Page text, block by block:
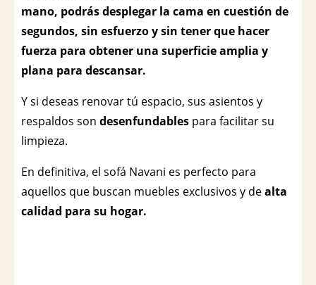
mano, podrás desplegar la cama en cuestión de
segundos, sin esfuerzo y sin tener que hacer
fuerza para obtener una superficie amplia y
plana para descansar.
Y si deseas renovar tú espacio, sus asientos y
respaldos sondesenfundables para facilitar su
limpieza.
En definitiva, el sofá Navani es perfecto para
aquellos que buscan muebles exclusivos y dealta
calidad para su hogar.